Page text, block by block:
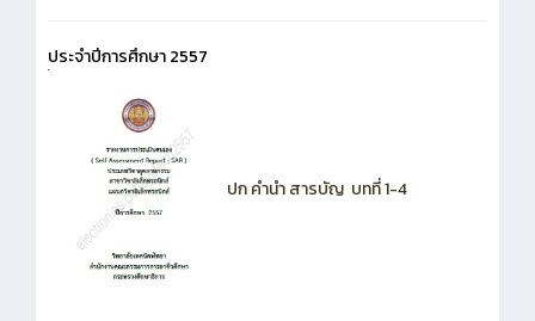
ประจำปีการศึกษา 2557
ปก คำนำ สารบัญ บทที่ 1-4